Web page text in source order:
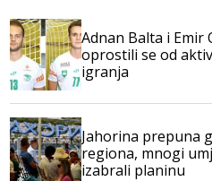
Adnan Balta i Emir
oprostili se od
igranja
Jahorina prepuna
regiona, mnogi
izabrali planinu